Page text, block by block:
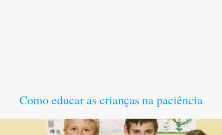
Como educar as crianças na paciência